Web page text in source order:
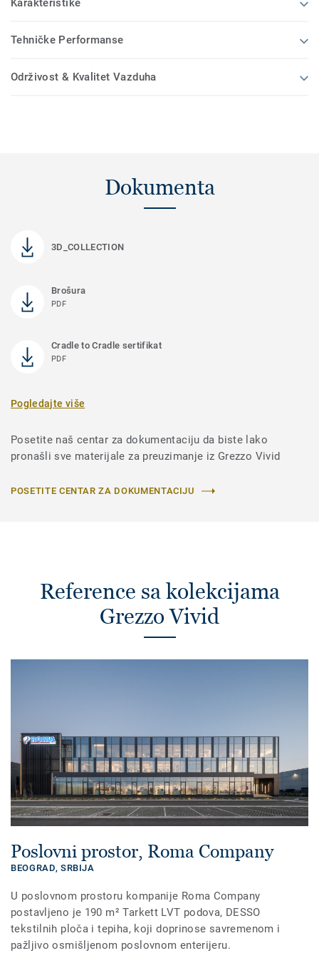
Karakteristike
Tehničke Performanse
Održivost & Kvalitet Vazduha
Dokumenta
3D_COLLECTION
Brošura
PDF
Cradle to Cradle sertifikat
PDF
Pogledajte više
Posetite naš centar za dokumentaciju da biste lako
pronašli sve materijale za preuzimanje iz Grezzo Vivid
POSETITE CENTAR ZA DOKUMENTACIJU
Reference sa kolekcijama
Grezzo Vivid
Poslovni prostor, Roma Company
BEOGRAD, SRBIJA
U poslovnom prostoru kompanije Roma Company
postavljeno je 190 m² Tarkett LVT podova, DESSO
tekstilnih ploča i tepiha, koji doprinose savremenom i
pažljivo osmišljenom poslovnom enterijeru.